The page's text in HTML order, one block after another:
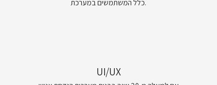
כלל המשתמשים במערכת.
UI/UX